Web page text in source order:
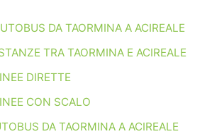
DA TAORMINA A ACIREALE
TRA TAORMINA E ACIREALE
DIRETTE
CON SCALO
DA TAORMINA A ACIREALE